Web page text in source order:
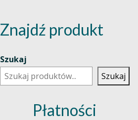
Znajdź produkt
Szukaj
Szukaj
Płatności